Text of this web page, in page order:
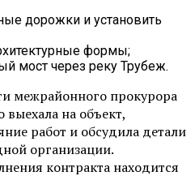
дорожки и установить
формы;
мост через реку Трубеж.
межрайонного прокурора
на объект,
работ и обсудила детали
организации.
контракта находится